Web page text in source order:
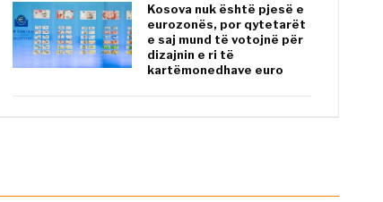
Kosova nuk është pjesë e
eurozonës, por qytetarët
e saj mund të votojnë për
dizajnin e ri të
kartëmonedhave euro